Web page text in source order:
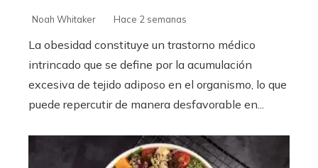
Noah Whitaker Hace 2 semanas
La obesidad constituye un trastorno médico
intrincado que se define por la acumulación
excesiva de tejido adiposo en el organismo, lo que
puede repercutir de manera desfavorable en...